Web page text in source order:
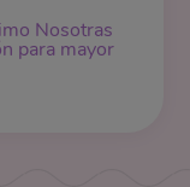
Nosotras
para mayor